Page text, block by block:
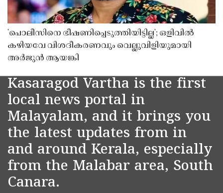
'പൊലീസിനെ ഭീഷണിപ്പെടുത്തിയിട്ടില്ല'; ഒളിവിൽ
കഴിയവേ വിശദീകരണവും വെല്ലുവിളിയുമായി
അർജുൻ ആയങ്കി
Kasaragod Vartha is the first
local news portal in
Malayalam, and it brings you
the latest updates from in
and around Kerala, especially
from the Malabar area, South
Canara.